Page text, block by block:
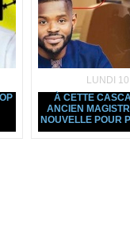
LUNDI
À CETTE
ANCIEN
NOUVELLE POUR